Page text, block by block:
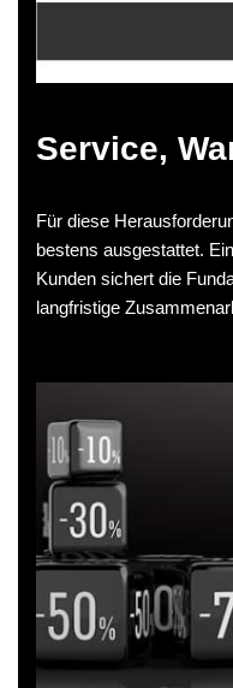
Service,
Für diese
bestens ausgestattet.
Kunden sichert die
langfristige